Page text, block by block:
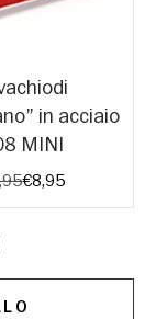
in acciaio
MINI
price:
Current price:
€8,95
price